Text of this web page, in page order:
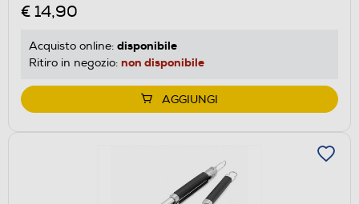
€ 14,90
Acquisto online: disponibile
Ritiro in negozio: non disponibile
AGGIUNGI